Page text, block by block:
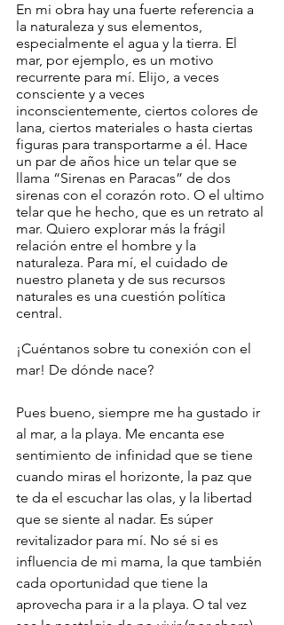
En mi obra hay una fuerte referencia a
la naturaleza y sus elementos,
especialmente el agua y la tierra. El
mar, por ejemplo, es un motivo
recurrente para mí. Elijo, a veces
consciente y a veces
inconscientemente, ciertos colores de
lana, ciertos materiales o hasta ciertas
figuras para transportarme a él. Hace
un par de años hice un telar que se
llama “Sirenas en Paracas” de dos
sirenas con el corazón roto. O el ultimo
telar que he hecho, que es un retrato al
mar. Quiero explorar más la frágil
relación entre el hombre y la
naturaleza. Para mí, el cuidado de
nuestro planeta y de sus recursos
naturales es una cuestión política
central.
¡Cuéntanos sobre tu conexión con el
mar! De dónde nace?
Pues bueno, siempre me ha gustado ir
al mar, a la playa. Me encanta ese
sentimiento de infinidad que se tiene
cuando miras el horizonte, la paz que
te da el escuchar las olas, y la libertad
que se siente al nadar. Es súper
revitalizador para mí. No sé si es
influencia de mi mama, la que también
cada oportunidad que tiene la
aprovecha para ir a la playa. O tal vez